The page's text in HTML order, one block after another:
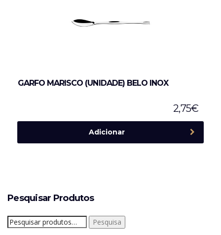
GARFO MARISCO (UNIDADE) BELO INOX
2,75€
Adicionar
Pesquisar Produtos
Pesquisar
por:
Pesquisa